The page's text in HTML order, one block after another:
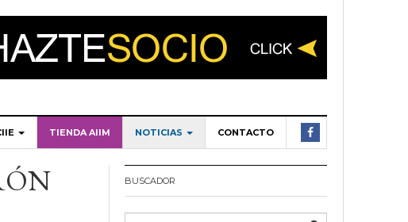
TIENDA AIIM NOTICIAS CONTACTO
BUSCADOR